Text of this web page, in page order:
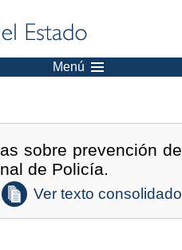
Menú
sobre prevención de
de Policía.
Ver texto consolidado